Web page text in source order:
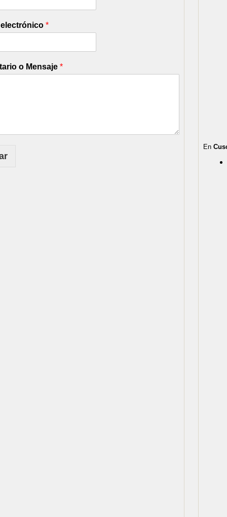
*
o Mensaje *
En